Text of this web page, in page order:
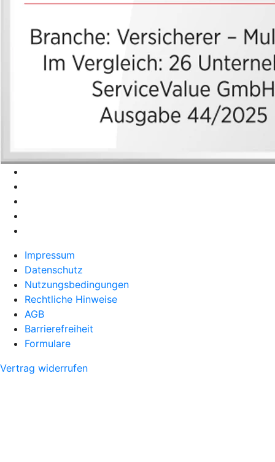
Impressum
Datenschutz
Nutzungsbedingungen
Rechtliche Hinweise
AGB
Barrierefreiheit
Formulare
Vertrag widerrufen